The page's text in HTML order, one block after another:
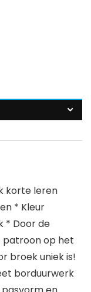
korte leren
* Kleur
* Door de
patroon op het
broek uniek is!
borduurwerk